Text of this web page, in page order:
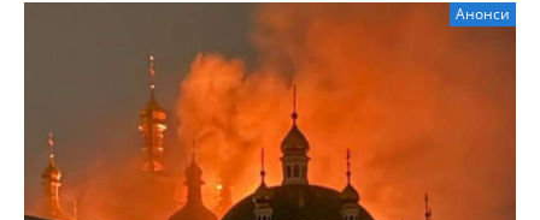
Анонси